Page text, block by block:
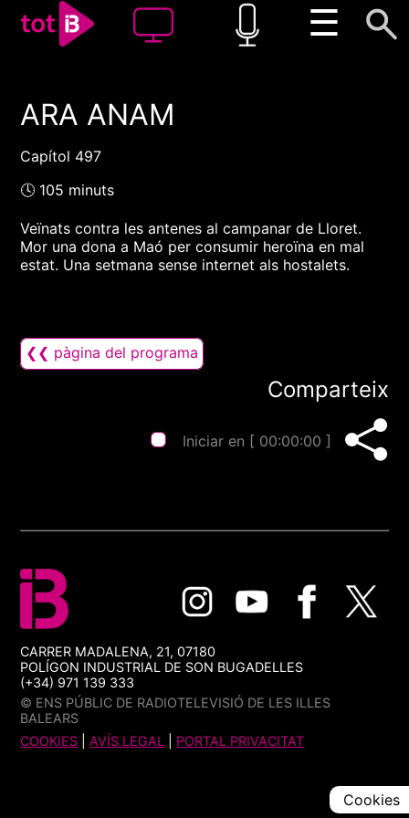
☰
00:00 00:00
ARA ANAM
Capítol 497
🕓 105 minuts
Veïnats contra les antenes al campanar de Lloret.
Mor una dona a Maó per consumir heroïna en mal
estat. Una setmana sense internet als hostalets.
❮❮ pàgina del programa
Comparteix
Iniciar en [ 00:00:00 ]
CARRER MADALENA, 21, 07180
POLÍGON INDUSTRIAL DE SON BUGADELLES
(+34) 971 139 333
© ENS PÚBLIC DE RADIOTELEVISIÓ DE LES ILLES
BALEARS
COOKIES |AVÍS LEGAL PORTAL PRIVACITAT
Cookies